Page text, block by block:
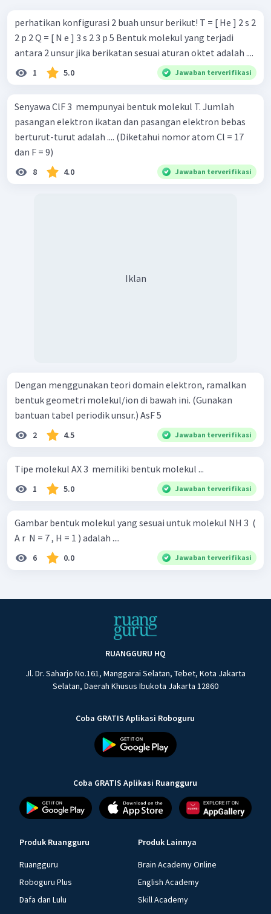
perhatikan konfigurasi 2 buah unsur berikut! T = [ He ] 2 s 2
2 p 2 Q = [ N e ] 3 s 2 3 p 5 Bentuk molekul yang terjadi
antara 2 unsur jika berikatan sesuai aturan oktet adalah ....
1 5.0 Jawaban terverifikasi
Senyawa ClF 3 ​ mempunyai bentuk molekul T. Jumlah
pasangan elektron ikatan dan pasangan elektron bebas
berturut-turut adalah .... (Diketahui nomor atom Cl = 17
dan F = 9)
8 4.0 Jawaban terverifikasi
Iklan
Dengan menggunakan teori domain elektron, ramalkan
bentuk geometri molekul/ion di bawah ini. (Gunakan
bantuan tabel periodik unsur.) AsF 5 ​
2 4.5 Jawaban terverifikasi
Tipe molekul AX 3 ​ memiliki bentuk molekul ...
1 5.0 Jawaban terverifikasi
Gambar bentuk molekul yang sesuai untuk molekul NH 3 ​ (
A r ​ N = 7 , H = 1 ) adalah ....
6 0.0 Jawaban terverifikasi
RUANGGURU HQ
Jl. Dr. Saharjo No.161, Manggarai Selatan, Tebet, Kota Jakarta
Selatan, Daerah Khusus Ibukota Jakarta 12860
Coba GRATIS Aplikasi Roboguru
Coba GRATIS Aplikasi Ruangguru
Produk Ruangguru
Ruangguru
Roboguru Plus
Dafa dan Lulu
Produk Lainnya
Brain Academy Online
English Academy
Skill Academy